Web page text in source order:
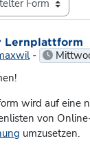
Lernplattform
-
wird auf eine
von
umzusetzen.